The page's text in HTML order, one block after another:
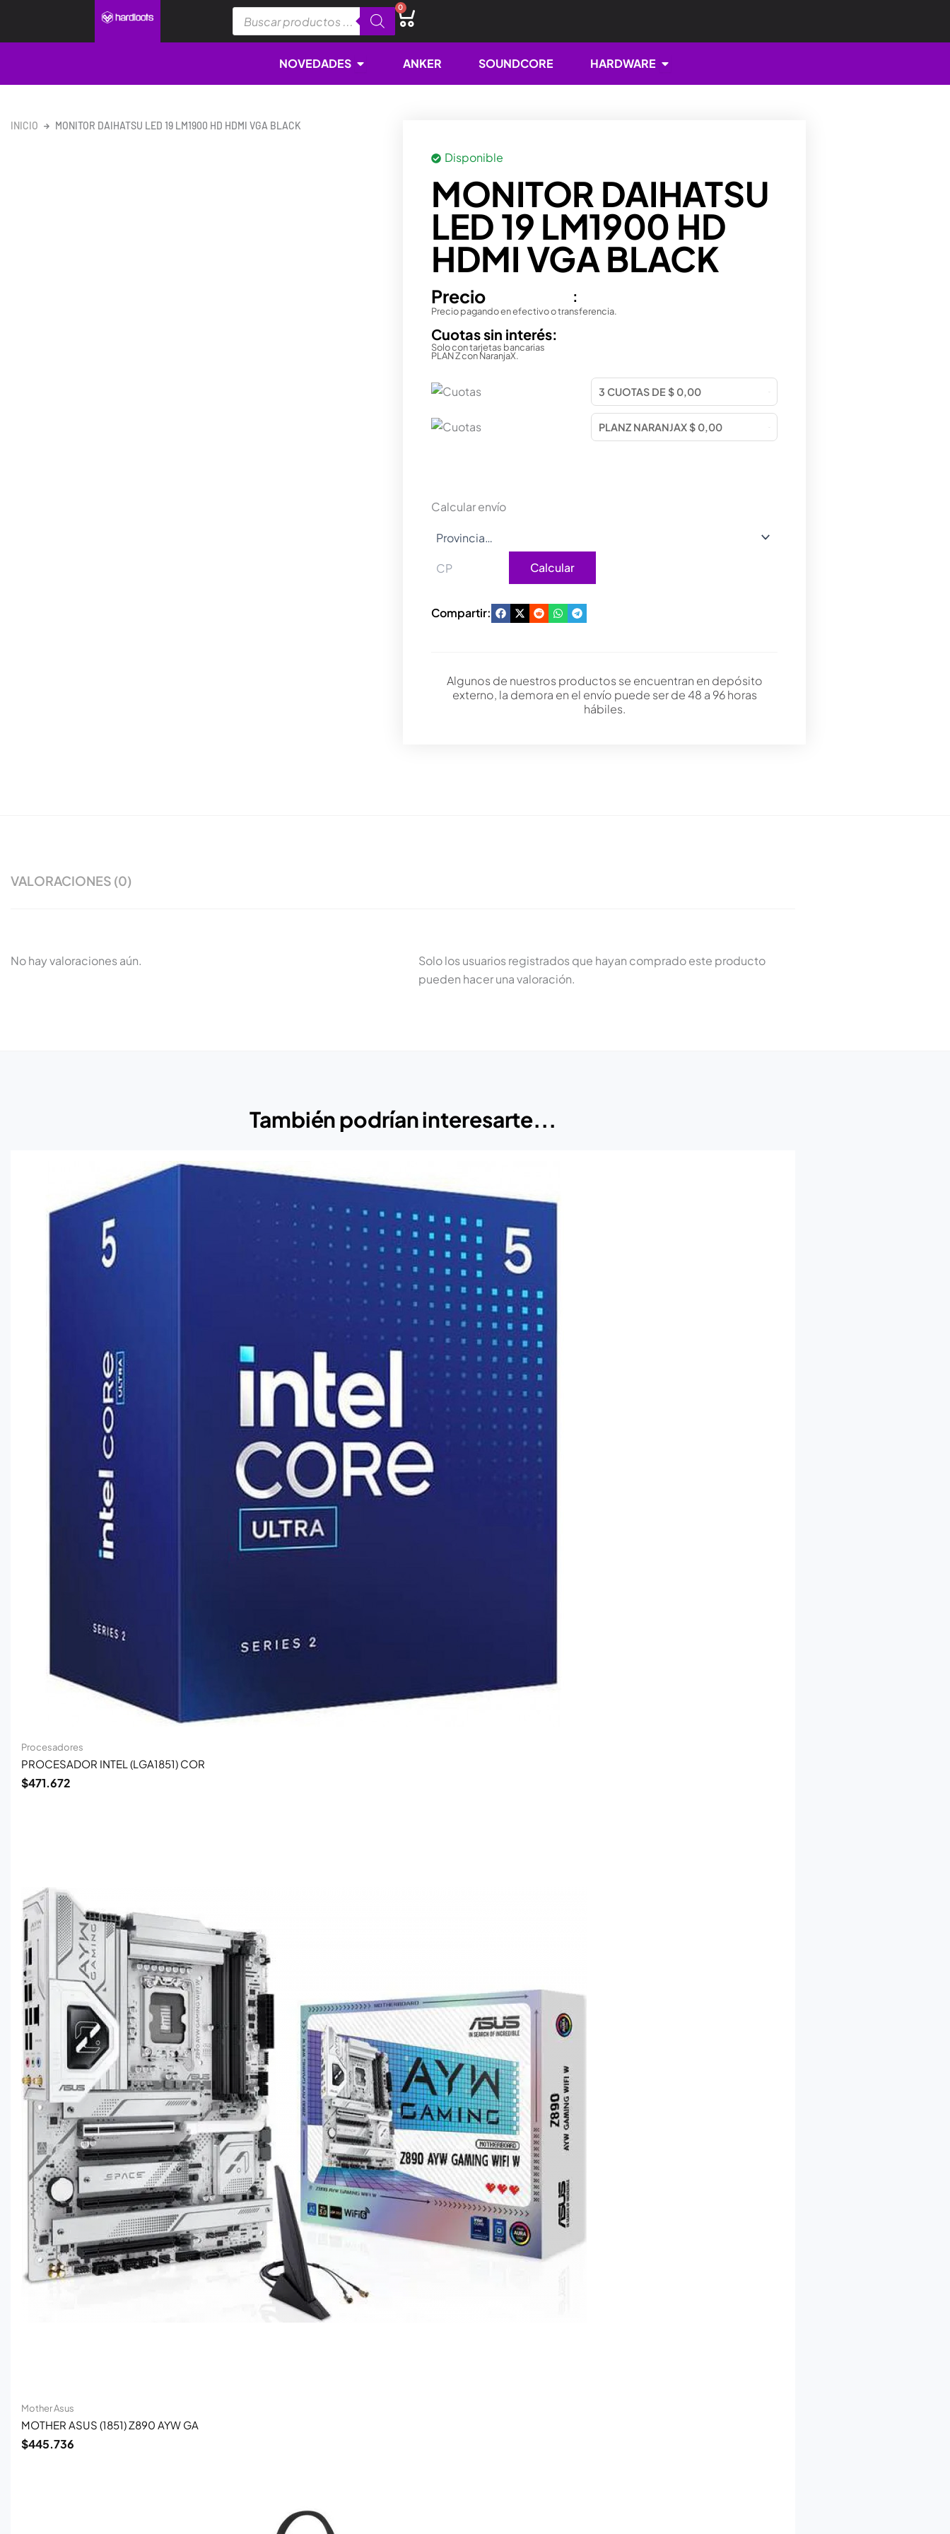
contenido
productos
0
Cart
NOVEDADES Open NOVEDADES
ANKER SOUNDCORE HARDWARE Open HARDWARE
INICIO MONITOR DAIHATSU LED 19 LM1900 HD HDMI VGA BLACK
Disponible
MONITOR DAIHATSU
LED 19 LM1900 HD
HDMI VGA BLACK
Precio :
Precio pagando en efectivo o transferencia.
Cuotas sin interés:
Solo con tarjetas bancarias
PLAN Z con NaranjaX.
Calcular envío
Calcular
Compartir:
Algunos de nuestros productos se encuentran en depósito
externo, la demora en el envío puede ser de 48 a 96 horas
hábiles.
VALORACIONES (0)
No hay valoraciones aún.
Solo los usuarios registrados que hayan comprado este producto
pueden hacer una valoración.
También podrían interesarte...
Procesadores
PROCESADOR INTEL (LGA1851) COR
$471.672
Mother Asus
MOTHER ASUS (1851) Z890 AYW GA
$445.736